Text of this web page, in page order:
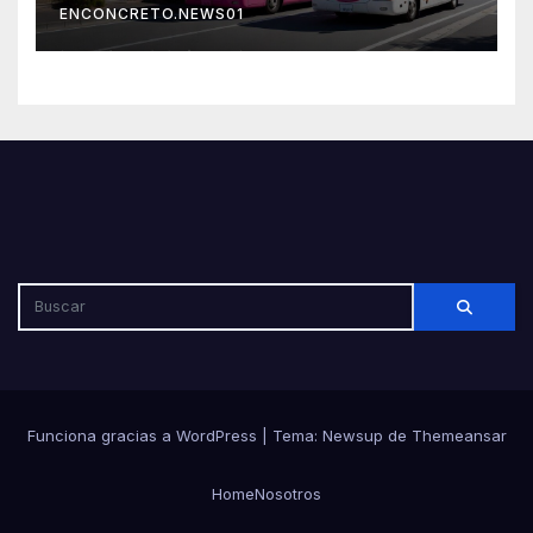
ENCONCRETO.NEWS01
Funciona gracias a WordPress Tema: Newsup de Themeansar
HomeNosotros